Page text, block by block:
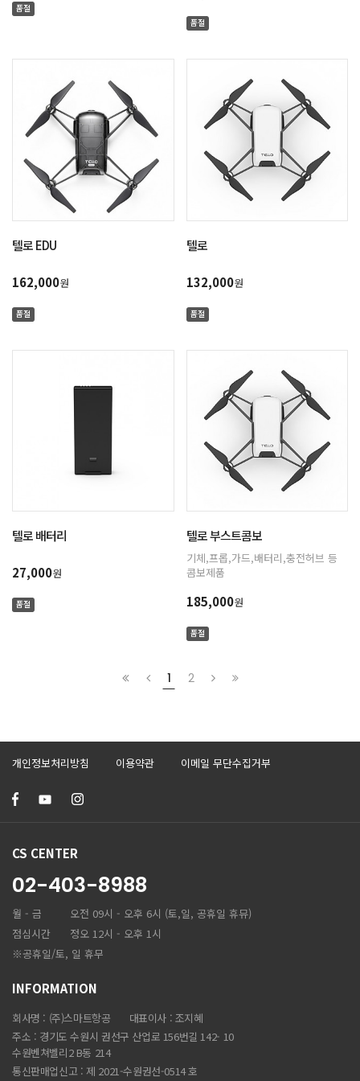
품절
품절
텔로 EDU
162,000원
품절
텔로
132,000원
품절
텔로 배터리
27,000원
품절
텔로 부스트콤보
기체,프롭,가드,배터리,충전허브 등
콤보제품
185,000원
품절
1 2
개인정보처리방침 이용약관 이메일 무단수집거부
CS CENTER
02-403-8988
월 - 금
오전 09시 - 오후 6시 (토,일, 공휴일 휴뮤)
점심시간
정오 12시 - 오후 1시
※공휴일/토, 일 휴무
INFORMATION
회사명 : (주)스마트항공
대표이사 : 조지혜
주소 : 경기도 수원시 권선구 산업로 156번길 142- 10
수원벤쳐벨리2 B동 214
통신판매업신고 : 제 2021-수원권선-0514 호